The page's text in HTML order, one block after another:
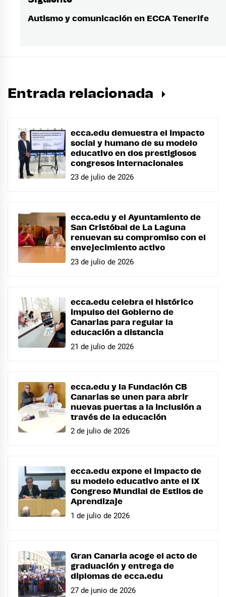
Entrada
Autismo y comunicación en ECCA Tenerife
Entrada relacionada
ecca.edu demuestra el impacto
social y humano de su modelo
educativo en dos prestigiosos
congresos internacionales
23 de julio de 2026
ecca.edu y el Ayuntamiento de
San Cristóbal de La Laguna
renuevan su compromiso con el
envejecimiento activo
23 de julio de 2026
ecca.edu celebra el histórico
impulso del Gobierno de
Canarias para regular la
educación a distancia
21 de julio de 2026
ecca.edu y la Fundación CB
Canarias se unen para abrir
nuevas puertas a la inclusión a
través de la educación
2 de julio de 2026
ecca.edu expone el impacto de
su modelo educativo ante el IX
Congreso Mundial de Estilos de
Aprendizaje
1 de julio de 2026
Gran Canaria acoge el acto de
graduación y entrega de
diplomas de ecca.edu
27 de junio de 2026